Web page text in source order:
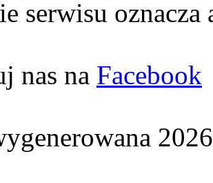
serwisu oznacza
nas na Facebook